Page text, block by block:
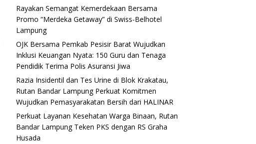
Rayakan Semangat Kemerdekaan Bersama
Promo “Merdeka Getaway” di Swiss-Belhotel
Lampung
OJK Bersama Pemkab Pesisir Barat Wujudkan
Inklusi Keuangan Nyata: 150 Guru dan Tenaga
Pendidik Terima Polis Asuransi Jiwa
Razia Insidentil dan Tes Urine di Blok Krakatau,
Rutan Bandar Lampung Perkuat Komitmen
Wujudkan Pemasyarakatan Bersih dari HALINAR
Perkuat Layanan Kesehatan Warga Binaan, Rutan
Bandar Lampung Teken PKS dengan RS Graha
Husada